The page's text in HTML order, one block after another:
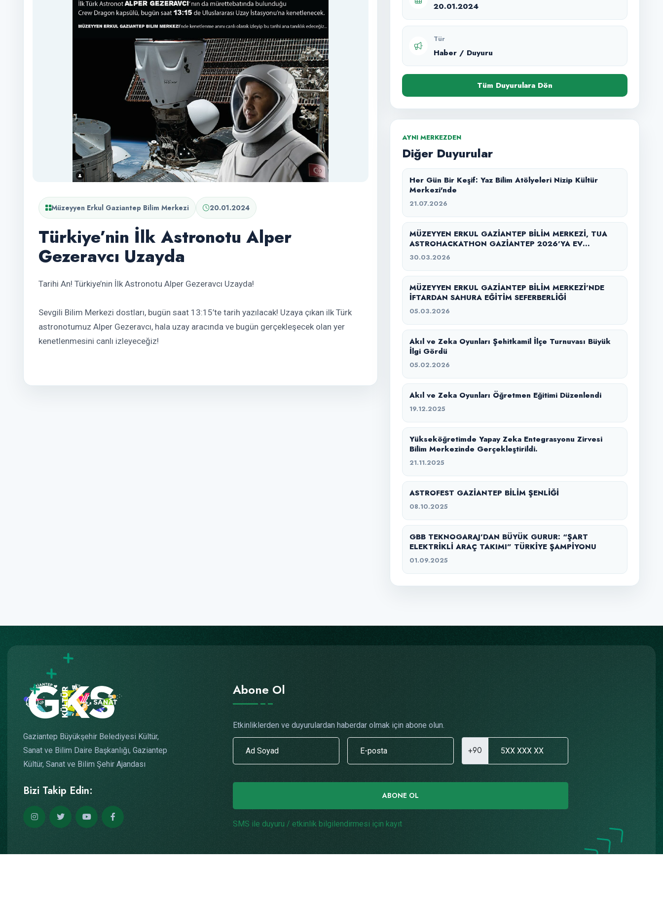
Müzeyyen Erkul Gaziantep Bilim Merkezi 20.01.2024
Türkiye’nin İlk Astronotu Alper
Gezeravcı Uzayda
Tarihi An! Türkiye’nin İlk Astronotu Alper Gezeravcı Uzayda!
Sevgili Bilim Merkezi dostları, bugün saat 13:15’te tarih yazılacak! Uzaya çıkan ilk Türk
astronotumuz Alper Gezeravcı, hala uzay aracında ve bugün gerçekleşecek olan yer
kenetlenmesini canlı izleyeceğiz!
20.01.2024
Tür
Haber / Duyuru
Tüm Duyurulara Dön
AYNI MERKEZDEN
Diğer Duyurular
Her Gün Bir Keşif: Yaz Bilim Atölyeleri Nizip Kültür
Merkezi'nde
21.07.2026
MÜZEYYEN ERKUL GAZİANTEP BİLİM MERKEZİ, TUA
ASTROHACKATHON GAZİANTEP 2026’YA EV
SAHİPLİĞİ YAPTI
30.03.2026
MÜZEYYEN ERKUL GAZİANTEP BİLİM MERKEZİ’NDE
İFTARDAN SAHURA EĞİTİM SEFERBERLİĞİ
05.03.2026
Akıl ve Zeka Oyunları Şehitkamil İlçe Turnuvası Büyük
İlgi Gördü
05.02.2026
Akıl ve Zeka Oyunları Öğretmen Eğitimi Düzenlendi
19.12.2025
Yükseköğretimde Yapay Zeka Entegrasyonu Zirvesi
Bilim Merkezinde Gerçekleştirildi.
21.11.2025
ASTROFEST GAZİANTEP BİLİM ŞENLİĞİ
08.10.2025
GBB TEKNOGARAJ’DAN BÜYÜK GURUR: “ŞART
ELEKTRİKLİ ARAÇ TAKIMI” TÜRKİYE ŞAMPİYONU
01.09.2025
Gaziantep Büyükşehir Belediyesi Kültür,
Sanat ve Bilim Daire Başkanlığı, Gaziantep
Kültür, Sanat ve Bilim Şehir Ajandası
Bizi Takip Edin:
Abone Ol
Etkinliklerden ve duyurulardan haberdar olmak için abone olun.
+90
ABONE OL
SMS ile duyuru / etkinlik bilgilendirmesi için kayıt